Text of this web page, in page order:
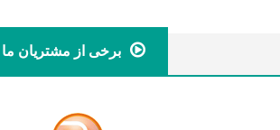
برخی از مشتریان ما